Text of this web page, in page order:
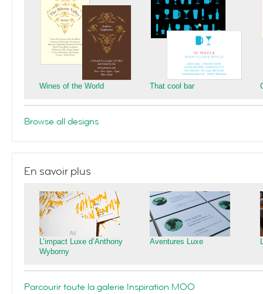
Wines of the World That cool bar
Browse all designs
En savoir plus
L’impact Luxe d’Anthony
Wyborny
Aventures Luxe
Parcourir toute la galerie Inspiration MOO